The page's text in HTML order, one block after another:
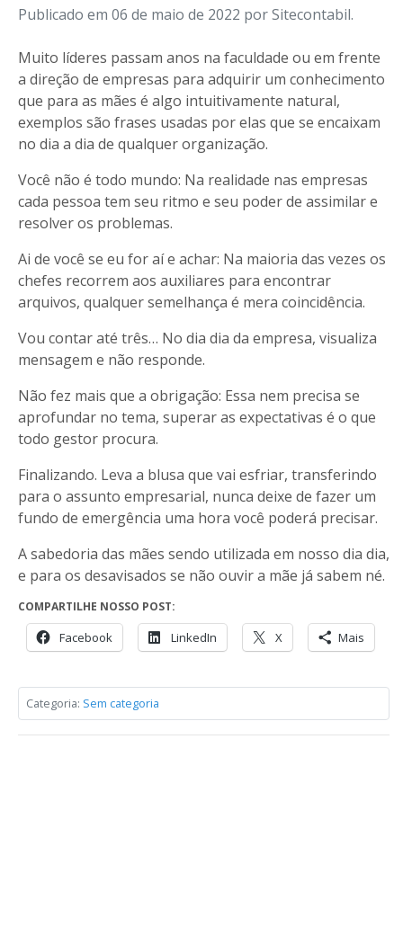
Publicado em 06 de maio de 2022 por Sitecontabil.
Muito líderes passam anos na faculdade ou em frente
a direção de empresas para adquirir um conhecimento
que para as mães é algo intuitivamente natural,
exemplos são frases usadas por elas que se encaixam
no dia a dia de qualquer organização.
Você não é todo mundo: Na realidade nas empresas
cada pessoa tem seu ritmo e seu poder de assimilar e
resolver os problemas.
Ai de você se eu for aí e achar: Na maioria das vezes os
chefes recorrem aos auxiliares para encontrar
arquivos, qualquer semelhança é mera coincidência.
Vou contar até três… No dia dia da empresa, visualiza
mensagem e não responde.
Não fez mais que a obrigação: Essa nem precisa se
aprofundar no tema, superar as expectativas é o que
todo gestor procura.
Finalizando. Leva a blusa que vai esfriar, transferindo
para o assunto empresarial, nunca deixe de fazer um
fundo de emergência uma hora você poderá precisar.
A sabedoria das mães sendo utilizada em nosso dia dia,
e para os desavisados se não ouvir a mãe já sabem né.
COMPARTILHE NOSSO POST:
Facebook LinkedIn X Mais
Categoria: Sem categoria